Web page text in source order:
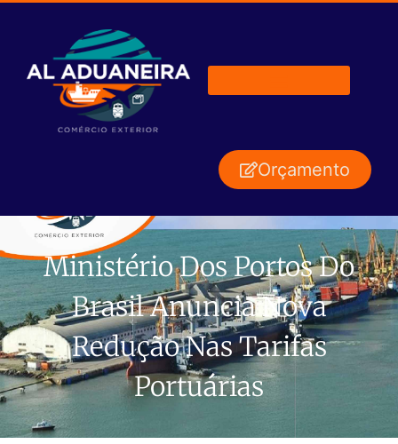
Orçamento
Ministério Dos Portos Do
Brasil Anuncia Nova
Redução Nas Tarifas
Portuárias